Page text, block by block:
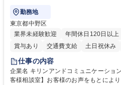
勤務地
東京都中野区
業界未経験歓迎
年間休日120日以上
賞与あり
交通費支給 土日祝休み
仕事の内容
企業名 キリンアンドコミュニケーションズ株式会社 求
客様相談室】お客様のお声をもとにより良い商